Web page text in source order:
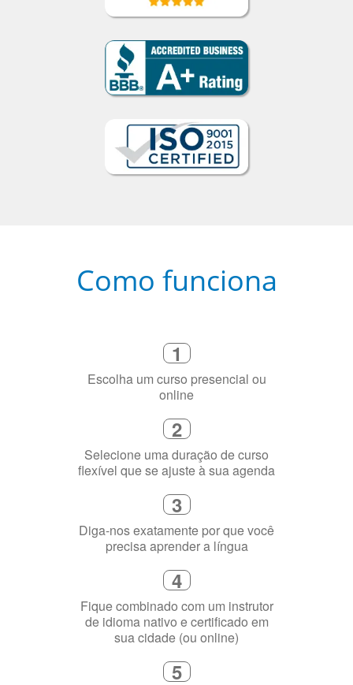
Escolha um curso presencial ou
online
2
Selecione uma duração de curso
flexível que se ajuste à sua agenda
3
Diga-nos exatamente por que você
precisa aprender a língua
4
Fique combinado com um instrutor
de idioma nativo e certificado em
sua cidade (ou online)
5
Torne-se fluente no idioma
escolhido